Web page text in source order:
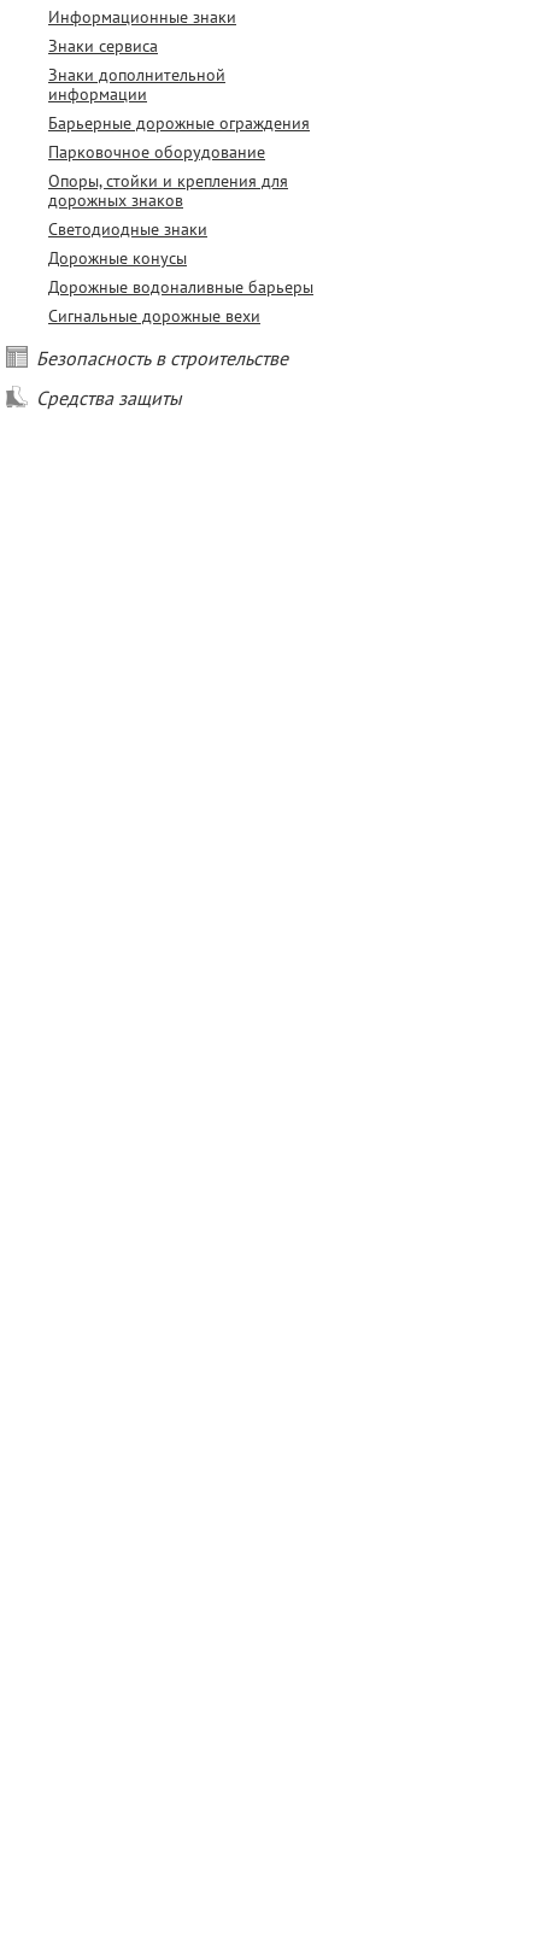
Информационные знаки
Знаки сервиса
Знаки дополнительной
информации
Барьерные дорожные ограждения
Парковочное оборудование
Опоры, стойки и крепления для
дорожных знаков
Светодиодные знаки
Дорожные конусы
Дорожные водоналивные барьеры
Сигнальные дорожные вехи
Безопасность в строительстве
Средства защиты